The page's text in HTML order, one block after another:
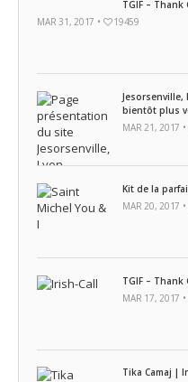
TGIF – Thank
MAR 31, 2017 •
19459
bientôt plus
MAR 21, 2017 •
Kit de la
MAR 20, 2017 •
TGIF – Thank
MAR 17, 2017 •
Tika Camaj |